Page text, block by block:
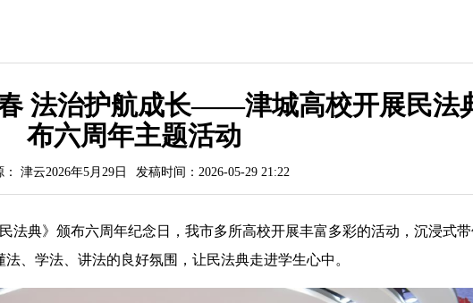
法治护航成长——津城高校开展民法
布六周年主题活动
： 津云2026年5月29日 发稿时间：2026-05-29 21:22
典》颁布六周年纪念日，我市多所高校开展丰富多彩的活动，沉浸式
、学法、讲法的良好氛围，让民法典走进学生心中。